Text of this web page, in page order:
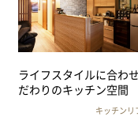
ライフスタイルに合わ
だわりのキッチン空間
キッチンリ